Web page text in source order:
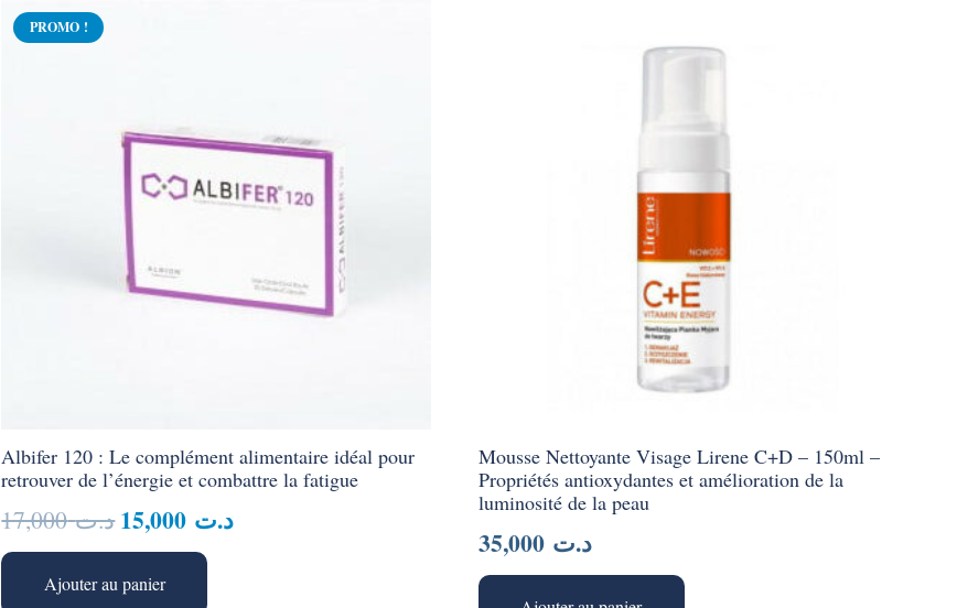
PROMO !
Albifer 120 : Le complément alimentaire idéal pour
retrouver de l’énergie et combattre la fatigue
د.ت17,000
Le
prix
initial
د.تLe
Ajouter au panier
Mousse Nettoyante Visage Lirene C+D – 150ml –
Propriétés antioxydantes et amélioration de la
luminosité de la peau
د.ت 35,000